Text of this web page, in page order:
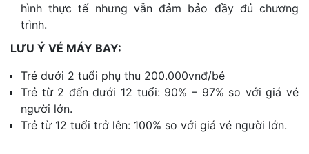
hình thực tế nhưng vẫn đảm bảo đầy đủ chương
trình.
LƯU Ý VÉ MÁY BAY:
Trẻ dưới 2 tuổi phụ thu 200.000vnđ/bé
Trẻ từ 2 đến dưới 12 tuổi: 90% – 97% so với giá vé
người lớn.
Trẻ từ 12 tuổi trở lên: 100% so với giá vé người lớn.